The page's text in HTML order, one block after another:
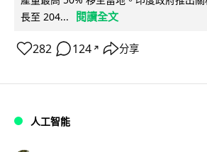
長至 204...
閱讀全文
282 124 ↗ 分享
人工智能